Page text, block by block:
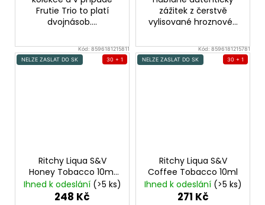
Frutie Trio to platí
dvojnásob....
zážitek z čerstvě
vylisované hroznové...
Kód:8596181215811
NELZE ZASLAT DO SK
30 + 1
Ritchy Liqua S&V
Honey Tobacco 10ml
Medový tabák
Ihned k odeslání (>5 ks)
248 Kč
Kód:8596181215781
NELZE ZASLAT DO SK
30 + 1
Ritchy Liqua S&V
Coffee Tobacco 10ml
Ihned k odeslání (>5 ks)
271 Kč